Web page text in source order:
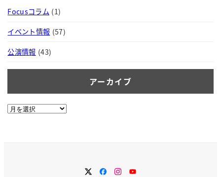
Focusコラム (1)
イベント情報 (57)
公演情報 (43)
アーカイブ
ア
Twitter
FacebookInstagram
YouTube